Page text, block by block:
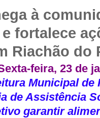
à
fortalece
Riachão do
feira, 23 de
Municipal de
de Assistência
garantir